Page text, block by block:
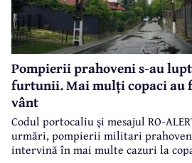
Pompierii prahoveni s-au
furtunii. Mai mulți copaci au
vânt
Codul portocaliu și mesajul RO-
urmări, pompierii militari
intervină în mai multe cazuri la